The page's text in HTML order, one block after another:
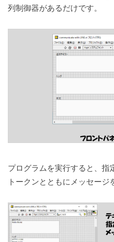
列制御器があるだけです。
プログラムを実行すると、指
トークンとともにメッセージ